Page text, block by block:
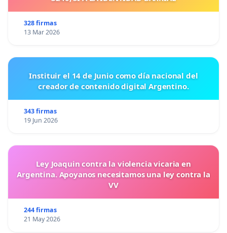
328 firmas
13 Mar 2026
Instituir el 14 de Junio como día nacional del
creador de contenido digital Argentino.
343 firmas
19 Jun 2026
Ley Joaquin contra la violencia vicaria en
Argentina. Apoyanos necesitamos una ley contra la
VV
244 firmas
21 May 2026